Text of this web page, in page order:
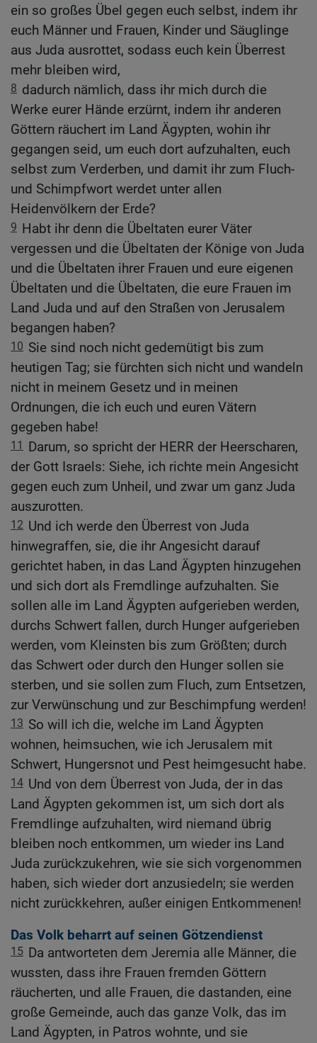
ein so großes Übel gegen euch selbst, indem ihr
euch Männer und Frauen, Kinder und Säuglinge
aus Juda ausrottet, sodass euch kein Überrest
mehr bleiben wird,
8 dadurch nämlich, dass ihr mich durch die
Werke eurer Hände erzürnt, indem ihr anderen
Göttern räuchert im Land Ägypten, wohin ihr
gegangen seid, um euch dort aufzuhalten, euch
selbst zum Verderben, und damit ihr zum Fluch-
und Schimpfwort werdet unter allen
Heidenvölkern der Erde?
9 Habt ihr denn die Übeltaten eurer Väter
vergessen und die Übeltaten der Könige von Juda
und die Übeltaten ihrer Frauen und eure eigenen
Übeltaten und die Übeltaten, die eure Frauen im
Land Juda und auf den Straßen von Jerusalem
begangen haben?
10 Sie sind noch nicht gedemütigt bis zum
heutigen Tag; sie fürchten sich nicht und wandeln
nicht in meinem Gesetz und in meinen
Ordnungen, die ich euch und euren Vätern
gegeben habe!
11
Darum, so spricht der HERR der Heerscharen,
der Gott Israels: Siehe, ich richte mein Angesicht
gegen euch zum Unheil, und zwar um ganz Juda
auszurotten.
12 Und ich werde den Überrest von Juda
hinwegraffen, sie, die ihr Angesicht darauf
gerichtet haben, in das Land Ägypten hinzugehen
und sich dort als Fremdlinge aufzuhalten. Sie
sollen alle im Land Ägypten aufgerieben werden,
durchs Schwert fallen, durch Hunger aufgerieben
werden, vom Kleinsten bis zum Größten; durch
das Schwert oder durch den Hunger sollen sie
sterben, und sie sollen zum Fluch, zum Entsetzen,
zur Verwünschung und zur Beschimpfung werden!
13 So will ich die, welche im Land Ägypten
wohnen, heimsuchen, wie ich Jerusalem mit
Schwert, Hungersnot und Pest heimgesucht habe.
14 Und von dem Überrest von Juda, der in das
Land Ägypten gekommen ist, um sich dort als
Fremdlinge aufzuhalten, wird niemand übrig
bleiben noch entkommen, um wieder ins Land
Juda zurückzukehren, wie sie sich vorgenommen
haben, sich wieder dort anzusiedeln; sie werden
nicht zurückkehren, außer einigen Entkommenen!
Das Volk beharrt auf seinen Götzendienst
15 Da antworteten dem Jeremia alle Männer, die
wussten, dass ihre Frauen fremden Göttern
räucherten, und alle Frauen, die dastanden, eine
große Gemeinde, auch das ganze Volk, das im
Land Ägypten, in Patros wohnte, und sie